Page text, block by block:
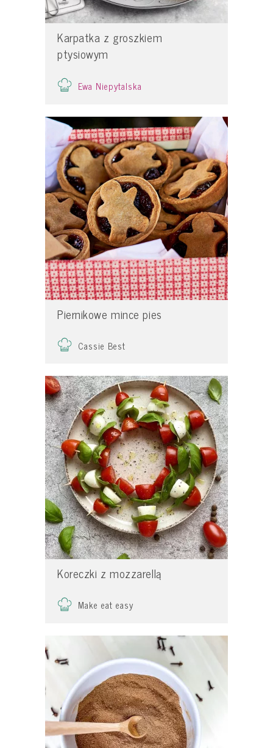
Karpatka z groszkiem
ptysiowym
Ewa Niepytalska
Piernikowe mince pies
Cassie Best
Koreczki z mozzarellą
Make eat easy